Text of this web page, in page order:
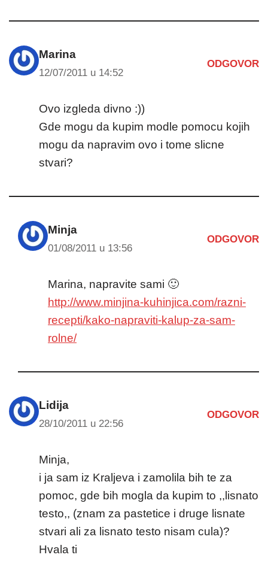
Marina
12/07/2011 u 14:52
ODGOVOR
Ovo izgleda divno :))
Gde mogu da kupim modle pomocu kojih
mogu da napravim ovo i tome slicne
stvari?
Minja
01/08/2011 u 13:56
ODGOVOR
Marina, napravite sami 🙂
http://www.minjina-kuhinjica.com/razni-
recepti/kako-napraviti-kalup-za-sam-
rolne/
Lidija
28/10/2011 u 22:56
ODGOVOR
Minja,
i ja sam iz Kraljeva i zamolila bih te za
pomoc, gde bih mogla da kupim to ,,lisnato
testo,, (znam za pastetice i druge lisnate
stvari ali za lisnato testo nisam cula)?
Hvala ti